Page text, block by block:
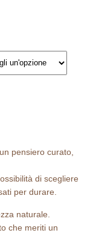
pensiero curato,
di scegliere
per durare.
naturale.
che meriti un